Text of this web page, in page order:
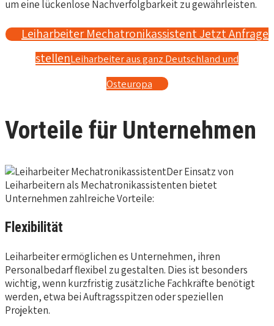
um eine lückenlose Nachverfolgbarkeit zu gewährleisten.
Leiharbeiter Mechatronikassistent Jetzt Anfrage
stellenLeiharbeiter aus ganz Deutschland und
Osteuropa
Vorteile für Unternehmen
Der Einsatz von
Leiharbeitern als Mechatronikassistenten bietet
Unternehmen zahlreiche Vorteile:
Flexibilität
Leiharbeiter ermöglichen es Unternehmen, ihren
Personalbedarf flexibel zu gestalten. Dies ist besonders
wichtig, wenn kurzfristig zusätzliche Fachkräfte benötigt
werden, etwa bei Auftragsspitzen oder speziellen
Projekten.